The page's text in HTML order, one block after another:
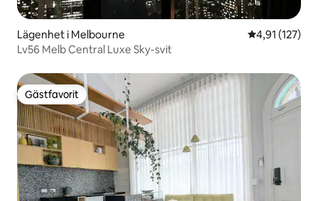
Lägenhet i Melbourne 4,91 av 5 i
4,91 (127)
Lv56 Melb Central Luxe Sky-svit
Gästfavorit
Gästfavorit